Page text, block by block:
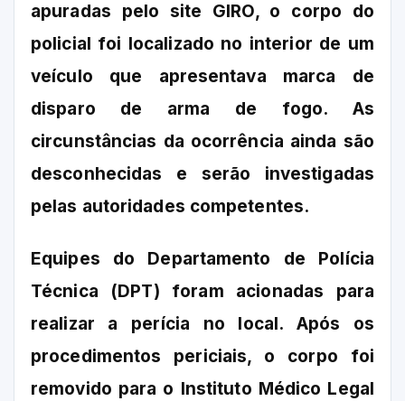
apuradas pelo site GIRO, o corpo do
policial foi localizado no interior de um
veículo que apresentava marca de
disparo de arma de fogo. As
circunstâncias da ocorrência ainda são
desconhecidas e serão investigadas
pelas autoridades competentes.
Equipes do Departamento de Polícia
Técnica (DPT) foram acionadas para
realizar a perícia no local. Após os
procedimentos periciais, o corpo foi
removido para o Instituto Médico Legal